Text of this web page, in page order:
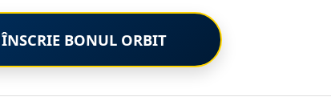
ÎNSCRIE BONUL ORBIT